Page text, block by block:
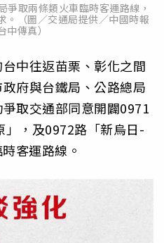
取兩條類火車臨時客運路線，
。（圖／交通局提供／中國時報
中傳真）
中往返苗栗、彰化之間
府與台鐵局、公路總局
取交通部同意開闢0971
，及0972路「新烏日-
客運路線。